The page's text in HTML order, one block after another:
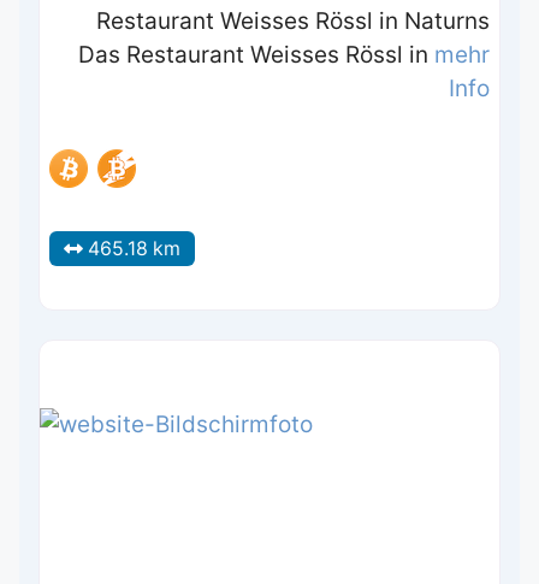
Restaurant Weisses Rössl in Naturns
Das Restaurant Weisses Rössl in mehr
Info
465.18 km